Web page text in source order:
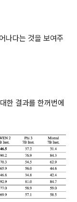
나다는 것을 보여주
한 결과를 한꺼번에